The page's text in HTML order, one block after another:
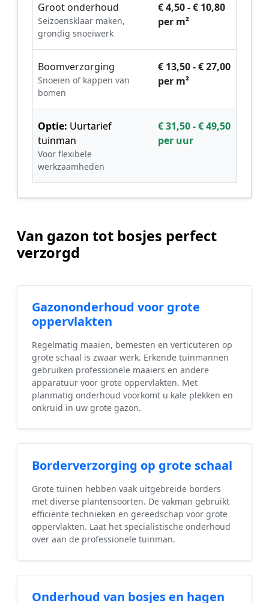
Groot onderhoud
Seizoensklaar maken,
grondig snoeiwerk
€ 4,50 - € 10,80
per m²
Boomverzorging
Snoeien of kappen van
bomen
€ 13,50 - € 27,00
per m²
Optie: Uurtarief
tuinman
Voor flexibele
werkzaamheden
€ 31,50 - € 49,50
per uur
Van gazon tot bosjes perfect
verzorgd
Gazononderhoud voor grote
oppervlakten
Regelmatig maaien, bemesten en verticuteren op
grote schaal is zwaar werk. Erkende tuinmannen
gebruiken professionele maaiers en andere
apparatuur voor grote oppervlakten. Met
planmatig onderhoud voorkomt u kale plekken en
onkruid in uw grote gazon.
Borderverzorging op grote schaal
Grote tuinen hebben vaak uitgebreide borders
met diverse plantensoorten. De vakman gebruikt
efficiënte technieken en gereedschap voor grote
oppervlakten. Laat het specialistische onderhoud
over aan de professionele tuinman.
Onderhoud van bosjes en hagen